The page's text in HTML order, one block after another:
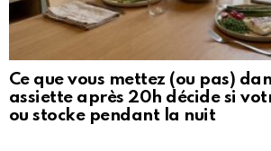
Ce que vous mettez (ou pas)
assiette après 20h décide si
ou stocke pendant la nuit